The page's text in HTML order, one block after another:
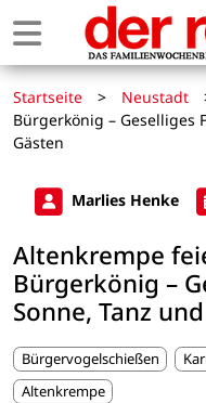
Startseite > Neustadt
Bürgerkönig – Geselliges
Gästen
Marlies Henke
Altenkrempe
Bürgerkönig –
Sonne, Tanz
Bürgervogelschießen
Altenkrempe